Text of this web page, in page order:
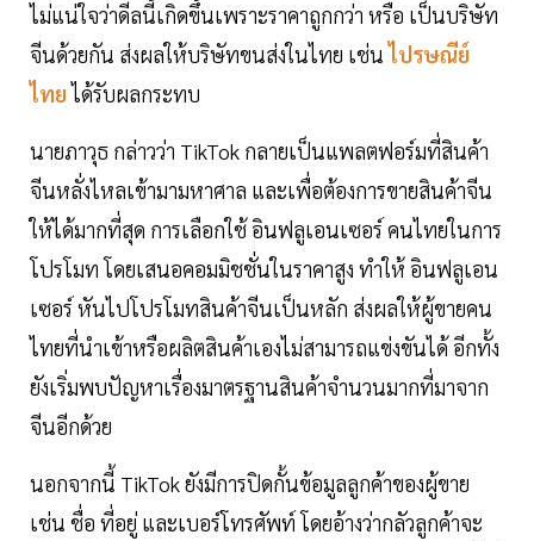
ไม่แน่ใจว่าดีลนี้เกิดขึ้นเพราะราคาถูกกว่า หรือ เป็นบริษัท
จีนด้วยกัน ส่งผลให้บริษัทขนส่งในไทย เช่นไปรษณีย์
ไทยได้รับผลกระทบ
นายภาวุธ กล่าวว่า TikTok กลายเป็นแพลตฟอร์มที่สินค้า
จีนหลั่งไหลเข้ามามหาศาล และเพื่อต้องการขายสินค้าจีน
ให้ได้มากที่สุด การเลือกใช้ อินฟลูเอนเซอร์ คนไทยในการ
โปรโมท โดยเสนอคอมมิชชั่นในราคาสูง ทำให้ อินฟลูเอน
เซอร์ หันไปโปรโมทสินค้าจีนเป็นหลัก ส่งผลให้ผู้ขายคน
ไทยที่นำเข้าหรือผลิตสินค้าเองไม่สามารถแข่งขันได้ อีกทั้ง
ยังเริ่มพบปัญหาเรื่องมาตรฐานสินค้าจำนวนมากที่มาจาก
จีนอีกด้วย
นอกจากนี้ TikTok ยังมีการปิดกั้นข้อมูลลูกค้าของผู้ขาย
เช่น ชื่อ ที่อยู่ และเบอร์โทรศัพท์ โดยอ้างว่ากลัวลูกค้าจะ